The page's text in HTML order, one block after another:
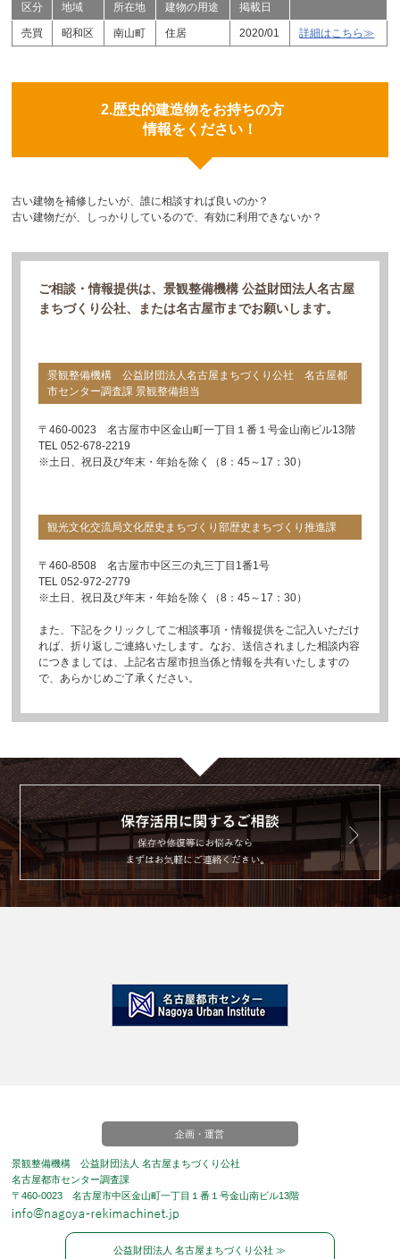
区分 地域 所在地 建物の用途 掲載日
売買 昭和区 南山町 住居 2020/01 詳細はこちら≫
2.歴史的建造物をお持ちの方
情報をください！
古い建物を補修したいが、誰に相談すれば良いのか？
古い建物だが、しっかりしているので、有効に利用できないか？
ご相談・情報提供は、景観整備機構 公益財団法人名古屋
まちづくり公社、または名古屋市までお願いします。
景観整備機構 公益財団法人名古屋まちづくり公社 名古屋都
市センター調査課 景観整備担当
〒460-0023 名古屋市中区金山町一丁目１番１号金山南ビル13階
TEL 052-678-2219
※土日、祝日及び年末・年始を除く（8：45～17：30）
観光文化交流局文化歴史まちづくり部歴史まちづくり推進課
〒460-8508 名古屋市中区三の丸三丁目1番1号
TEL 052-972-2779
※土日、祝日及び年末・年始を除く（8：45～17：30）
また、下記をクリックしてご相談事項・情報提供をご記入いただけ
れば、折り返しご連絡いたします。なお、送信されました相談内容
につきましては、上記名古屋市担当係と情報を共有いたしますの
で、あらかじめご了承ください。
企画・運営
景観整備機構 公益財団法人 名古屋まちづくり公社
名古屋都市センター調査課
〒460-0023 名古屋市中区金山町一丁目１番１号金山南ビル13階
公益財団法人 名古屋まちづくり公社 ≫